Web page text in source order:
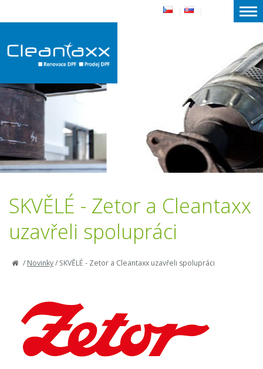
SKVĚLÉ - Zetor a Cleantaxx
uzavřeli spolupráci
/Novinky/SKVĚLÉ - Zetor a Cleantaxx uzavřeli spolupráci